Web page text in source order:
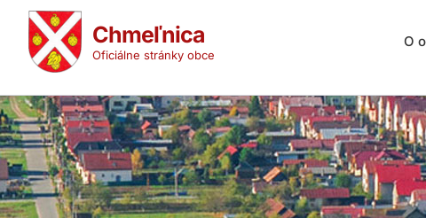
Chmeľnica
Oficiálne stránky obce
O